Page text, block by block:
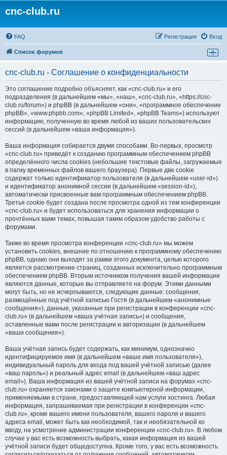
cnc-club.ru
FAQ Вход
Регистрация
Список форумов
cnc-club.ru - Соглашение о конфиденциальности
Это соглашение подробно объясняет, как «cnc-club.ru» и его
подразделения (в дальнейшем «мы», «наш», «cnc-club.ru», «https://cnc-
club.ru/forum») и phpBB (в дальнейшем «они», «программное обеспечение
phpBB», «www.phpbb.com», «phpBB Limited», «phpBB Teams») используют
информацию, полученную во время любой из ваших пользовательских
сессий (в дальнейшем «ваша информация»).
Ваша информация собирается двумя способами. Во-первых, просмотр
«cnc-club.ru» приведёт к созданию программным обеспечением phpBB
определённого числа cookies (небольшие текстовые файлы, загружаемые
в папку временных файлов вашего браузера). Первые две cookie
содержат только идентификатор пользователя (в дальнейшем «user-id»)
и идентификатор анонимной сессии (в дальнейшем «session-id»),
автоматически присвоенные вам программным обеспечением phpBB.
Третья cookie будет создана после просмотра одной из тем конференции
«cnc-club.ru» и будет использоваться для хранения информации о
прочтённых вами темах, повышая таким образом удобство работы с
форумами.
Также во время просмотра конференции «cnc-club.ru» мы можем
установить cookies, внешние по отношению к программному обеспечению
phpBB, однако они выходят за рамки этого документа, целью которого
является рассмотрение страниц, созданных исключительно программным
обеспечением phpBB. Вторым источником получения вашей информации
являются данные, которые вы отправляете на форум. Этими данными
могут быть, но не исчерпываются, следующие данные: сообщения,
размещённые под учётной записью Гостя (в дальнейшем «анонимные
сообщения»), данные, указанные при регистрации в конференции «cnc-
club.ru» (в дальнейшем «ваша учётная запись») и сообщения,
оставленные вами после регистрации и авторизации (в дальнейшем
«ваши сообщения»).
Ваша учётная запись будет содержать, как минимум, однозначно
идентифицируемое имя (в дальнейшем «ваше имя пользователя»),
индивидуальный пароль для входа под вашей учётной записью (далее
«ваш пароль») и реальный адрес email (в дальнейшем «ваш адрес
email»). Ваша информация из вашей учётной записи на форумах «cnc-
club.ru» охраняется законами о защите компьютерной информации,
применяемыми в стране, предоставляющей нам услуги хостинга. Любая
информация, запрашиваемая при регистрации в конференции «cnc-
club.ru», кроме вашего имени пользователя, вашего пароля и вашего
адреса email, может быть как необходимой, так и необязательной ко
вводу, на усмотрение администрации конференции «cnc-club.ru». В любом
случае у вас есть возможность выбрать, какая информация из вашей
учётной записи будет общедоступна. Кроме того, у вас есть возможность